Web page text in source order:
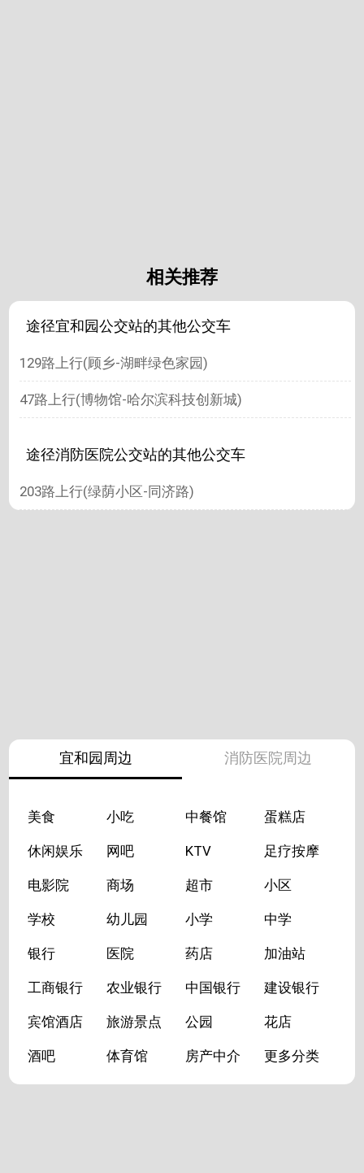
相关推荐
途径宜和园公交站的其他公交车
129路上行(顾乡-湖畔绿色家园)
47路上行(博物馆-哈尔滨科技创新城)
途径消防医院公交站的其他公交车
203路上行(绿荫小区-同济路)
宜和园周边 消防医院周边
美食 小吃 中餐馆 蛋糕店
休闲娱乐 网吧 KTV 足疗按摩
电影院 商场 超市 小区
学校 幼儿园 小学 中学
银行 医院 药店 加油站
工商银行 农业银行 中国银行 建设银行
宾馆酒店 旅游景点 公园 花店
酒吧 体育馆 房产中介 更多分类